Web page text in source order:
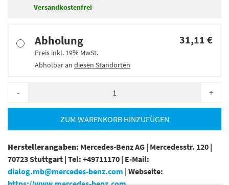
Versandkostenfrei
Abholung
Preis inkl. 19% MwSt.
Abholbar an diesen Standorten
31,11 €
- +
ZUM WARENKORB HINZUFÜGEN
Herstellerangaben: Mercedes-Benz AG | Mercedesstr. 120 |
70723 Stuttgart | Tel: +49711170 | E-Mail:
dialog.mb@mercedes-benz.com | Webseite: